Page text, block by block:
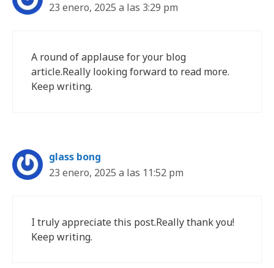
23 enero, 2025 a las 3:29 pm
A round of applause for your blog
article.Really looking forward to read more.
Keep writing.
glass bong
23 enero, 2025 a las 11:52 pm
I truly appreciate this post.Really thank you!
Keep writing.